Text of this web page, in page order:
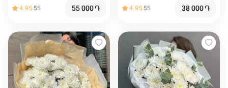
4.9555 55 000֏ 4.9555 38 000֏